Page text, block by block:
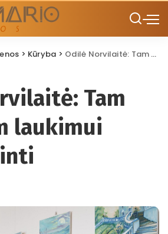
> Kūryba > Odilė Norvilaitė: Tam viltingam laukimui sutrumpinti
Tam
laukimui